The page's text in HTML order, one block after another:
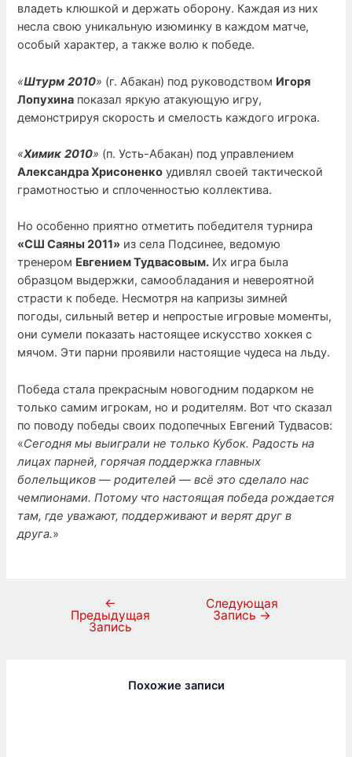
владеть клюшкой и держать оборону. Каждая из них
несла свою уникальную изюминку в каждом матче,
особый характер, а также волю к победе.
«Штурм 2010» (г. Абакан) под руководством Игоря
Лопухина показал яркую атакующую игру,
демонстрируя скорость и смелость каждого игрока.
«Химик 2010» (п. Усть-Абакан) под управлением
Александра Хрисоненко удивлял своей тактической
грамотностью и сплоченностью коллектива.
Но особенно приятно отметить победителя турнира
«СШ Саяны 2011» из села Подсинее, ведомую
тренером Евгением Тудвасовым. Их игра была
образцом выдержки, самообладания и невероятной
страсти к победе. Несмотря на капризы зимней
погоды, сильный ветер и непростые игровые моменты,
они сумели показать настоящее искусство хоккея с
мячом. Эти парни проявили настоящие чудеса на льду.
Победа стала прекрасным новогодним подарком не
только самим игрокам, но и родителям. Вот что сказал
по поводу победы своих подопечных Евгений Тудвасов:
«Сегодня мы выиграли не только Кубок. Радость на
лицах парней, горячая поддержка главных
болельщиков — родителей — всё это сделало нас
чемпионами. Потому что настоящая победа рождается
там, где уважают, поддерживают и верят друг в
друга.»
←
Предыдущая
Запись
Следующая
Запись →
Похожие записи